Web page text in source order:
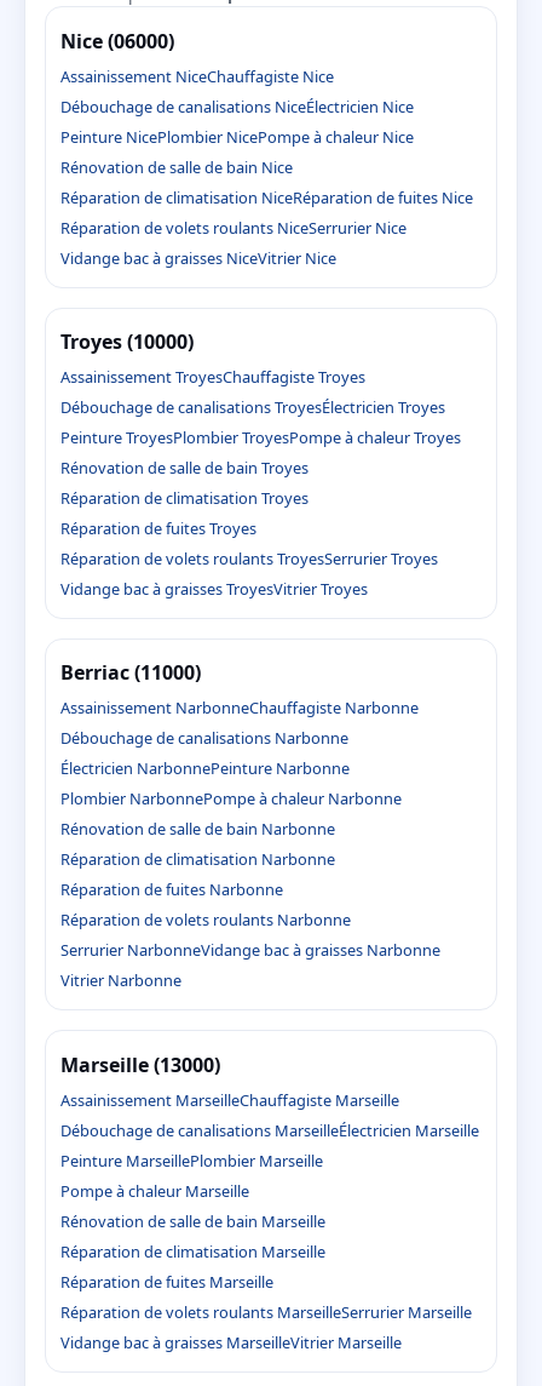
Nice (06000)
Assainissement NiceChauffagiste Nice
Débouchage de canalisations NiceÉlectricien Nice
Peinture NicePlombier NicePompe à chaleur Nice
Rénovation de salle de bain Nice
Réparation de climatisation NiceRéparation de fuites Nice
Réparation de volets roulants NiceSerrurier Nice
Vidange bac à graisses NiceVitrier Nice
Troyes (10000)
Assainissement TroyesChauffagiste Troyes
Débouchage de canalisations TroyesÉlectricien Troyes
Peinture TroyesPlombier TroyesPompe à chaleur Troyes
Rénovation de salle de bain Troyes
Réparation de climatisation Troyes
Réparation de fuites Troyes
Réparation de volets roulants TroyesSerrurier Troyes
Vidange bac à graisses TroyesVitrier Troyes
Berriac (11000)
Assainissement NarbonneChauffagiste Narbonne
Débouchage de canalisations Narbonne
Électricien NarbonnePeinture Narbonne
Plombier NarbonnePompe à chaleur Narbonne
Rénovation de salle de bain Narbonne
Réparation de climatisation Narbonne
Réparation de fuites Narbonne
Réparation de volets roulants Narbonne
Serrurier NarbonneVidange bac à graisses Narbonne
Vitrier Narbonne
Marseille (13000)
Assainissement MarseilleChauffagiste Marseille
Débouchage de canalisations MarseilleÉlectricien Marseille
Peinture MarseillePlombier Marseille
Pompe à chaleur Marseille
Rénovation de salle de bain Marseille
Réparation de climatisation Marseille
Réparation de fuites Marseille
Réparation de volets roulants MarseilleSerrurier Marseille
Vidange bac à graisses MarseilleVitrier Marseille